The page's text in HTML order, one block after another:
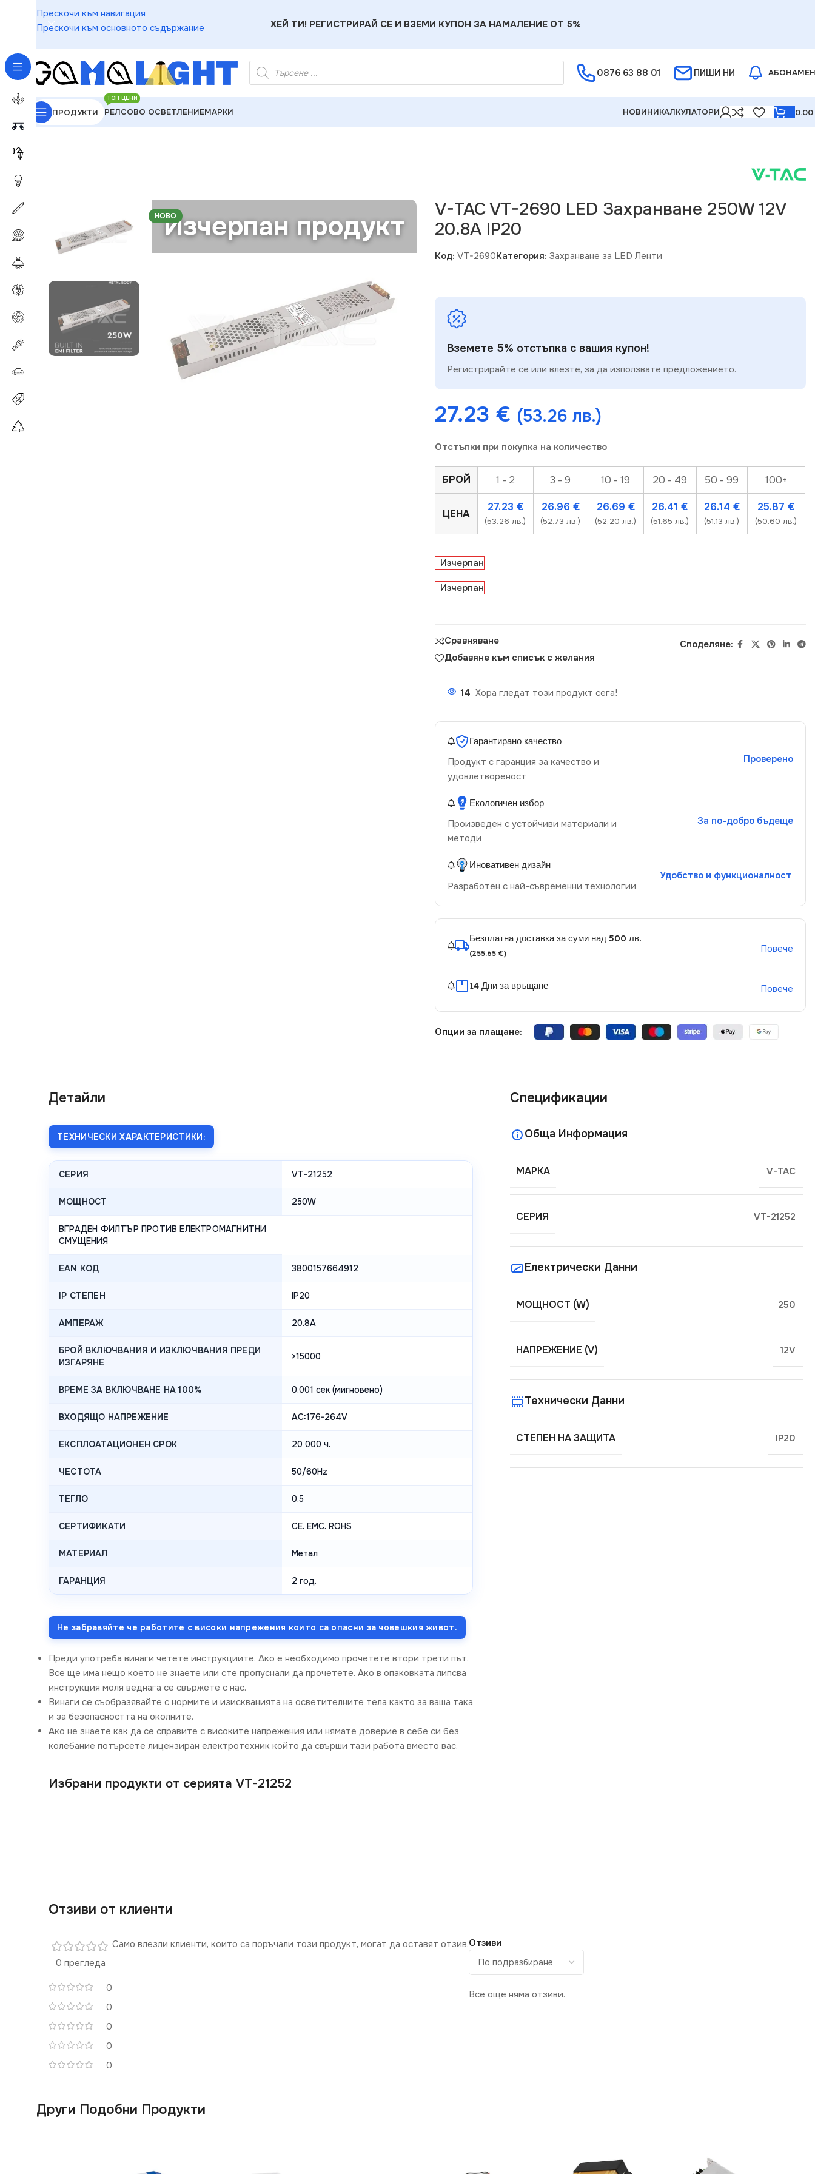
Прескочи към навигация
Прескочи към основното съдържание
ХЕЙ ТИ! РЕГИСТРИРАЙ СЕ И ВЗЕМИ КУПОН ЗА НАМАЛЕНИЕ ОТ 5%
0876 63 88 01 ПИШИ НИ
ПРОДУКТИ РЕЛСОВО ОСВЕТЛЕНИЕ
ТОП ЦЕНИ
МАРКИ НОВИНИКАЛКУЛАТОРИ 0.00
GAMALIGHT»
НОВО
Изчерпан продукт
Изчерпан
продукт
Изчерпан продукт
V-TAC VT-2690 LED Захранване 250W 12V
20.8A IP20
Код: VT-2690Категория: Захранване за LED Ленти
Вземете 5% отстъпка с вашия купон!
Регистрирайте се или влезте, за да използвате предложението.
27.23 € (53.26 лв.)
Отстъпки при покупка на количество
БРОЙ 1 - 2 3 - 9 10 - 19 20 - 49 50 - 99 100+
ЦЕНА
27.23 €
(53.26 лв.)
26.96 €
(52.73 лв.)
26.69 €
(52.20 лв.)
26.41€
(51.65 лв.)
26.14 €
(51.13 лв.)
25.87€
(50.60 лв.)
Изчерпан
Изчерпан
Сравняване
Добавяне към списък с желания
Споделяне:
14 Хора гледат този продукт сега!
Гарантирано качество
Продукт с гаранция за качество и
удовлетвореност
Проверено
Екологичен избор
Произведен с устойчиви материали и
методи
За по-добро бъдеще
Иновативен дизайн
Разработен с най-съвременни технологии
Удобство и функционалност
Безплатна доставка за суми над 500 лв.
(255.65 €) Повече
14 Дни за връщане Повече
Опции за плащане:
Детайли
ТЕХНИЧЕСКИ ХАРАКТЕРИСТИКИ:
СЕРИЯ VT-21252
МОЩНОСТ 250W
ВГРАДЕН ФИЛТЪР ПРОТИВ ЕЛЕКТРОМАГНИТНИ
СМУЩЕНИЯ
EAN КОД 3800157664912
IP СТЕПЕН IP20
АМПЕРАЖ 20.8A
БРОЙ ВКЛЮЧВАНИЯ И ИЗКЛЮЧВАНИЯ ПРЕДИ
ИЗГАРЯНЕ
>15000
ВРЕМЕ ЗА ВКЛЮЧВАНЕ НА 100% 0.001 сек (мигновено)
ВХОДЯЩО НАПРЕЖЕНИЕ AC:176-264V
ЕКСПЛОАТАЦИОНЕН СРОК 20 000 ч.
ЧЕСТОТА 50/60Hz
ТЕГЛО 0.5
СЕРТИФИКАТИ CE. EMC. ROHS
МАТЕРИАЛ Метал
ГАРАНЦИЯ 2 год.
Не забравяйте че работите с високи напрежения които са опасни за човешкия живот.
Преди употреба винаги четете инструкциите. Ако е необходимо прочетете втори трети път.
Все ще има нещо което не знаете или сте пропуснали да прочетете. Ако в опаковката липсва
инструкция моля веднага се свържете с нас.
Винаги се съобразявайте с нормите и изискванията на осветителните тела както за ваша така
и за безопасността на околните.
Ако не знаете как да се справите с високите напрежения или нямате доверие в себе си без
колебание потърсете лицензиран електротехник който да свърши тази работа вместо вас.
Избрани продукти от серията VT-21252
Спецификации
Обща Информация
МАРКА V-TAC
СЕРИЯ VT-21252
Електрически Данни
МОЩНОСТ (W) 250
НАПРЕЖЕНИЕ (V) 12V
Технически Данни
СТЕПЕН НА ЗАЩИТА IP20
Отзиви от клиенти
0 прегледа
0
0
0
0
0
Отзиви
Все още няма отзиви.
Само влезли клиенти, които са поръчали този продукт, могат да оставят отзив.
Други Подобни Продукти